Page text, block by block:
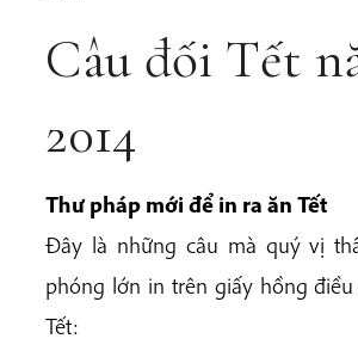
Câu đối Tết
2014
Thư pháp mới để in ra ăn Tết
Đây là những câu mà quý vị
phóng lớn in trên giấy hồng
Tết: